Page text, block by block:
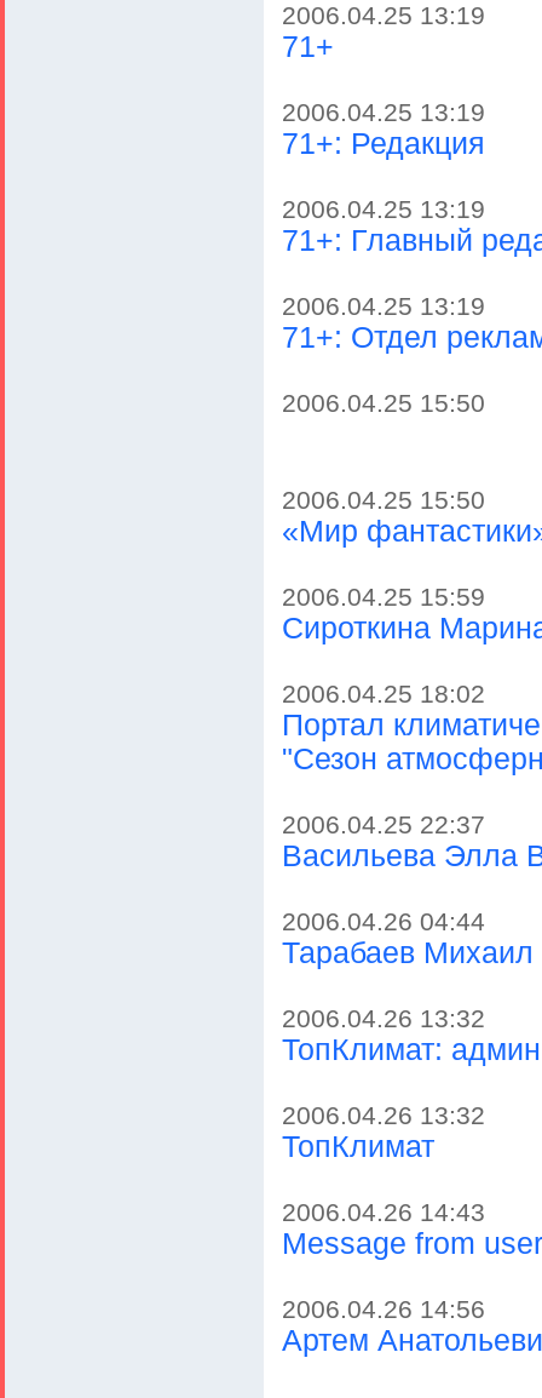
2006.04.25 13:19
71+
2006.04.25 13:19
71+: Редакция
2006.04.25 13:19
71+: Главный
2006.04.25 13:19
71+: Отдел
2006.04.25 15:50
2006.04.25 15:50
«Мир
2006.04.25 15:59
Сироткина
2006.04.25 18:02
Портал
"Сезон
2006.04.25 22:37
Васильева Элла
2006.04.26 04:44
Тарабаев
2006.04.26 13:32
ТопКлимат:
2006.04.26 13:32
ТопКлимат
2006.04.26 14:43
Message from
2006.04.26 14:56
Артем